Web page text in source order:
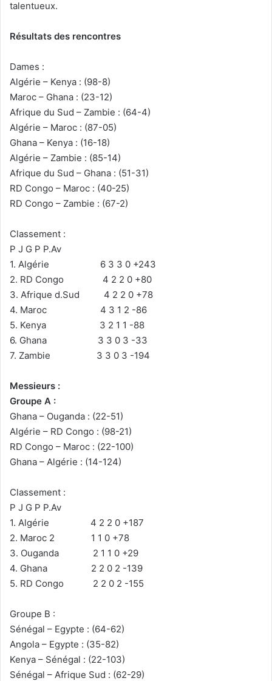
talentueux.
Résultats des rencontres
Dames :
Algérie – Kenya : (98-8)
Maroc – Ghana : (23-12)
Afrique du Sud – Zambie : (64-4)
Algérie – Maroc : (87-05)
Ghana – Kenya : (16-18)
Algérie – Zambie : (85-14)
Afrique du Sud – Ghana : (51-31)
RD Congo – Maroc : (40-25)
RD Congo – Zambie : (67-2)
Classement :
P J G P P.Av
1. Algérie 6 3 3 0 +243
2. RD Congo 4 2 2 0 +80
3. Afrique d.Sud 4 2 2 0 +78
4. Maroc 4 3 1 2 -86
5. Kenya 3 2 1 1 -88
6. Ghana 3 3 0 3 -33
7. Zambie 3 3 0 3 -194
Messieurs :
Groupe A :
Ghana – Ouganda : (22-51)
Algérie – RD Congo : (98-21)
RD Congo – Maroc : (22-100)
Ghana – Algérie : (14-124)
Classement :
P J G P P.Av
1. Algérie 4 2 2 0 +187
2. Maroc 2 1 1 0 +78
3. Ouganda 2 1 1 0 +29
4. Ghana 2 2 0 2 -139
5. RD Congo 2 2 0 2 -155
Groupe B :
Sénégal – Egypte : (64-62)
Angola – Egypte : (35-82)
Kenya – Sénégal : (22-103)
Sénégal – Afrique Sud : (62-29)